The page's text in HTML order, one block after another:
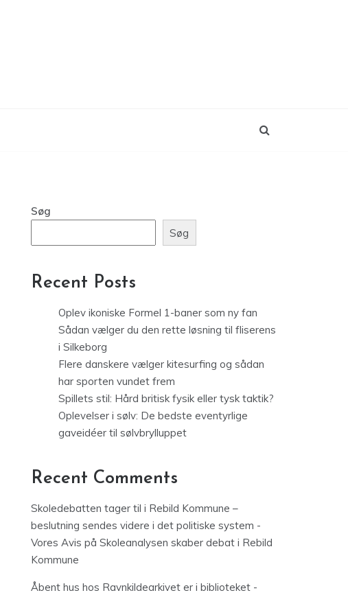
Søg
Søg
Recent Posts
Oplev ikoniske Formel 1-baner som ny fan
Sådan vælger du den rette løsning til fliserens
i Silkeborg
Flere danskere vælger kitesurfing og sådan
har sporten vundet frem
Spillets stil: Hård britisk fysik eller tysk taktik?
Oplevelser i sølv: De bedste eventyrlige
gaveidéer til sølvbrylluppet
Recent Comments
Skoledebatten tager til i Rebild Kommune –
beslutning sendes videre i det politiske system -
Vores Avis på Skoleanalysen skaber debat i Rebild
Kommune
Åbent hus hos Ravnkildearkivet er i biblioteket -